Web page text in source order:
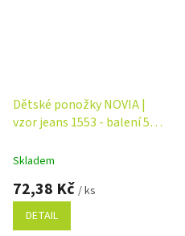
Dětské ponožky NOVIA |
vzor jeans 1553 - balení 5
Skladem
72,38 Kč / ks
DETAIL